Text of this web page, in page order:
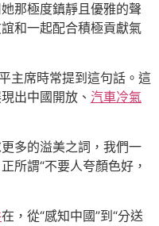
那極度鎮靜且優雅的聲
和一起配合積極貢獻氣
主席時常提到這句話。這
出中國開放、 汽車冷氣
多的溢美之詞，我們一
所謂“不要人夸顏色好，
在，從“感知中國”到“分送